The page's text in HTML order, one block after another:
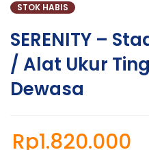
STOK HABIS
SERENITY –
/ Alat Ukur
Dewasa
Rp1.820.000